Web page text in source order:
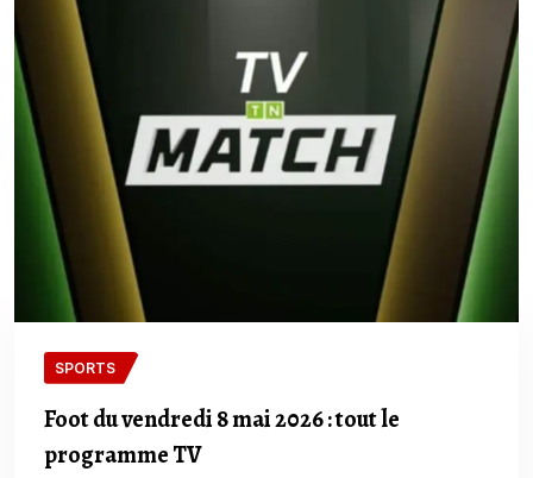
SPORTS
Foot du vendredi 8 mai 2026 : tout le
programme TV